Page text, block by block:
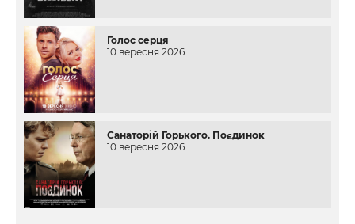
Голос серця
10 вересня 2026
Санаторій Горького. Поєдинок
10 вересня 2026